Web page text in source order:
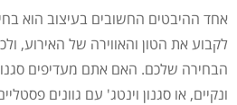
אחד ההיבטים החשובים בעיצוב הוא
לקבוע את הטון והאווירה של האירוע,
הבחירה שלכם. האם אתם מעדיפים
ונקיים, או סגנון וינטג' עם גוונים